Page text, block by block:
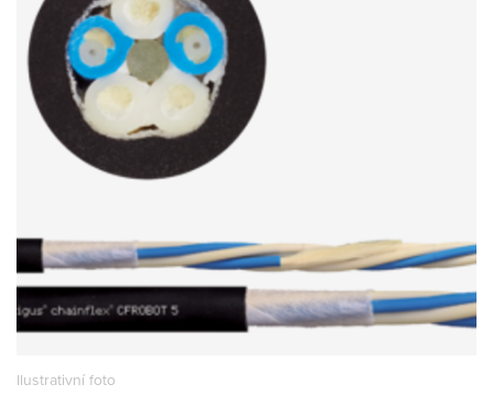
CS
Přihlásit se
CZK
Nákupní seznam
Ilustrativní foto